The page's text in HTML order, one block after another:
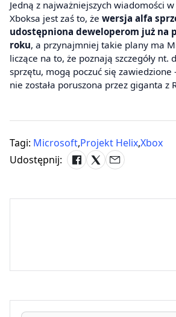
Jedną z najważniejszych wiadomości
Xboksa jest zaś to, że wersja alfa
udostępniona deweloperom już na
roku, a przynajmniej takie plany ma
liczące na to, że poznają szczegóły nt.
sprzętu, mogą poczuć się
nie została poruszona przez giganta z
Tagi: Microsoft,Projekt Helix,Xbox
Udostępnij: